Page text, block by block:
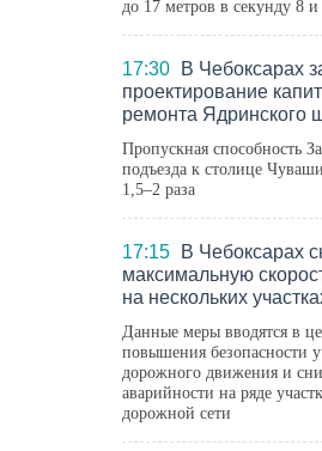
до 17 метров в секунду 8 и
17:30
В Чебоксарах
проектирование
ремонта Ядринского
Пропускная способность
подъезда к столице
1,5–2 раза
17:15
В Чебоксарах
максимальную
на нескольких
Данные меры вводятся в
повышения безопасности
дорожного движения и
аварийности на ряде
дорожной сети